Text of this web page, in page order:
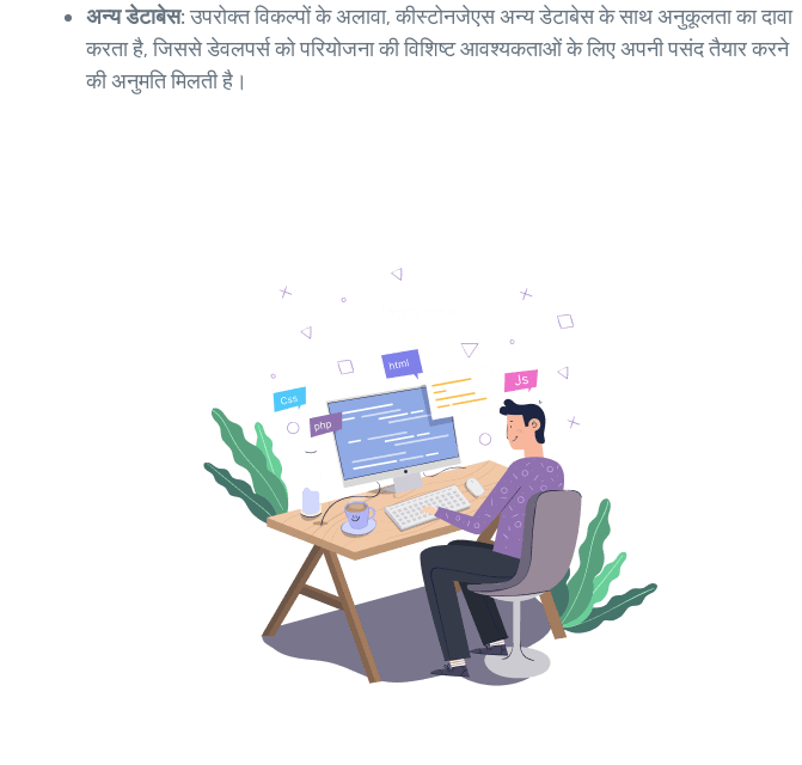
अन्य डेटाबेस:उपरोक्त विकल्पों के अलावा, कीस्टोनजेएस अन्य डेटाबेस के साथ अनुकूलता का दावा
करता है, जिससे डेवलपर्स को परियोजना की विशिष्ट आवश्यकताओं के लिए अपनी पसंद तैयार करने
की अनुमति मिलती है।